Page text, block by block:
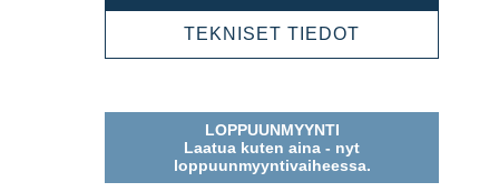
505902012
TEKNISET TIEDOT
LOPPUUNMYYNTI
Laatua kuten aina - nyt
loppuunmyyntivaiheessa.